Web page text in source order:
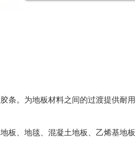
条。为地板材料之间的过渡提供耐
板、地毯、混凝土地板、乙烯基地板